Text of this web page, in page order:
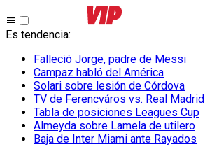
Es tendencia:
Falleció Jorge, padre de Messi
Campaz habló del América
Solari sobre lesión de Córdova
TV de Ferencváros vs. Real Madrid
Tabla de posiciones Leagues Cup
Almeyda sobre Lamela de utilero
Baja de Inter Miami ante Rayados